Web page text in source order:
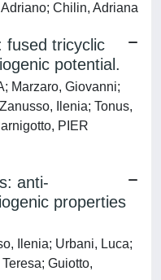
Chilin, Adriana
fused tricyclic
potential.
Marzaro, Giovanni;
Ilenia; Tonus,
PIER
anti-
properties
Ilenia; Urbani, Luca;
Guiotto,